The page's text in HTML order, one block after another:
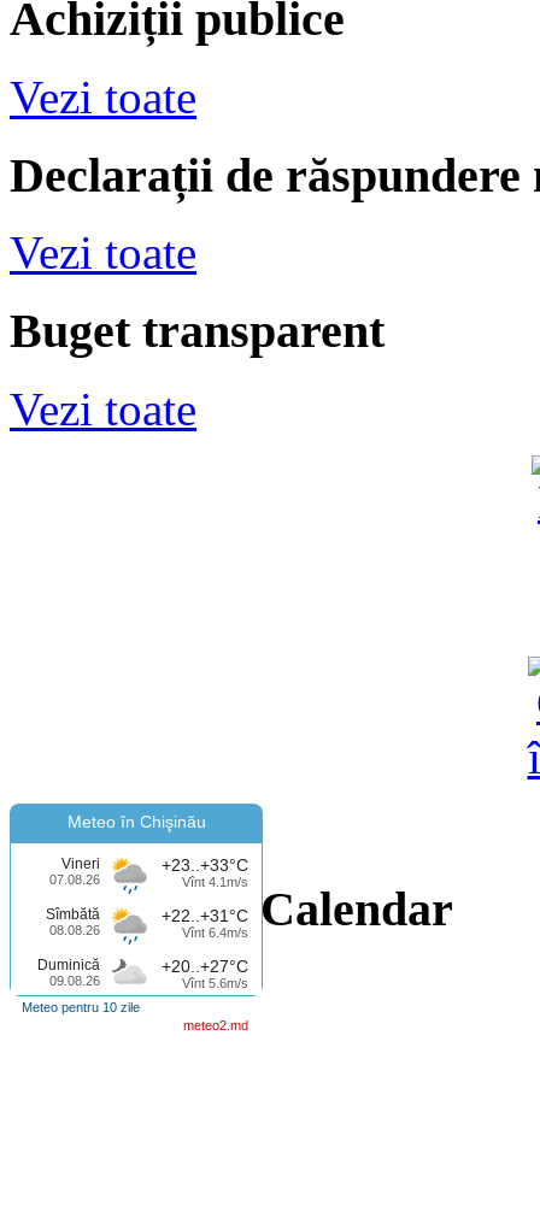
Achiziții publice
Vezi toate
Declarații de răspundere
Vezi toate
Buget transparent
Vezi toate
Meteo în Chişinău
Vineri
07.08.26
+23..+33°C
Vînt 4.1m/s
Sîmbătă
08.08.26
+22..+31°C
Vînt 6.4m/s
Duminică
09.08.26
+20..+27°C
Vînt 5.6m/s
Meteo pentru 10 zile
meteo2.md
Calendar